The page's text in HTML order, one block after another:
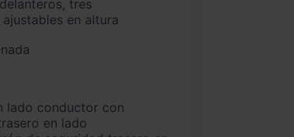
en altura
en lado